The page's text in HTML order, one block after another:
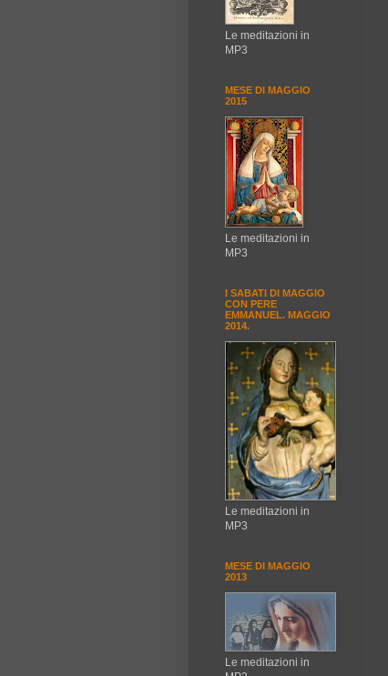
Le meditazioni in
MP3
MESE DI MAGGIO
2015
Le meditazioni in
MP3
I SABATI DI MAGGIO
CON PERE
EMMANUEL. MAGGIO
2014.
Le meditazioni in
MP3
MESE DI MAGGIO
2013
Le meditazioni in